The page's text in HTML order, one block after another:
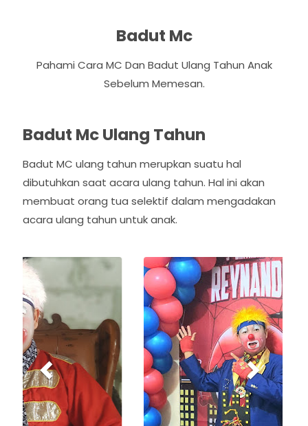
Badut Mc
Pahami Cara MC Dan Badut Ulang Tahun Anak
Sebelum Memesan.
Badut Mc Ulang Tahun
Badut MC ulang tahun merupkan suatu hal
dibutuhkan saat acara ulang tahun. Hal ini akan
membuat orang tua selektif dalam mengadakan
acara ulang tahun untuk anak.
P
r
e
v
i
o
u
s
N
e
x
t